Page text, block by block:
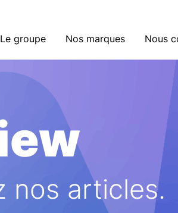
Le groupe Nos marques Nous
nos articles.